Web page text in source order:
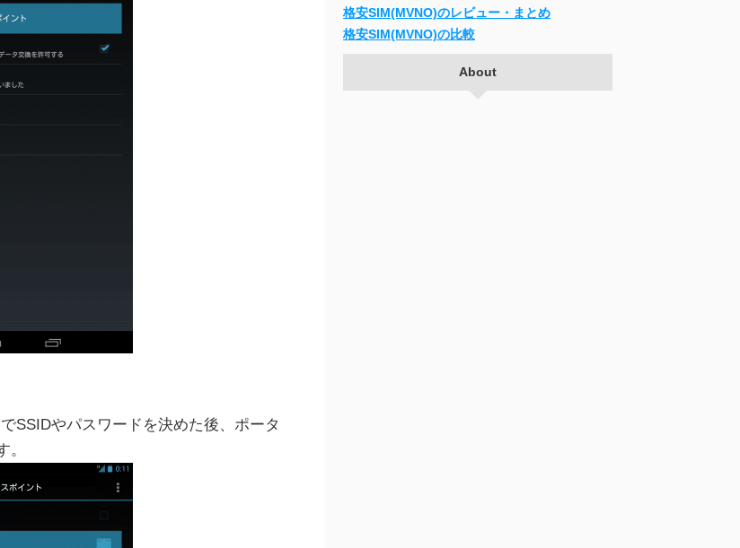
SSIDやパスワードを決めた後、ポータ
格安SIM(MVNO)のレビュー・まとめ
格安SIM(MVNO)の比較
About